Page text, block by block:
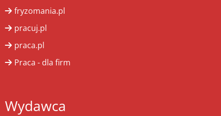
fryzomania.pl
pracuj.pl
praca.pl
Praca - dla firm
Wydawca